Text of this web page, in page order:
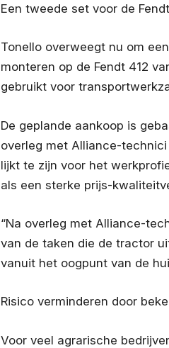
Een tweede set voor de
Tonello overweegt nu om
monteren op de Fendt 412
gebruikt voor
De geplande aankoop is
overleg met Alliance-
lijkt te zijn voor het
als een sterke prijs-
“Na overleg met Alliance-
van de taken die de tractor
vanuit het oogpunt van de
Risico verminderen door
Voor veel agrarische